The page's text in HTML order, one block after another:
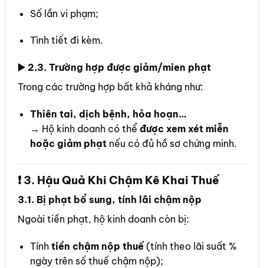
Số lần vi phạm;
Tình tiết đi kèm.
▶️ 2.3. Trường hợp được giảm/mien phạt
Trong các trường hợp bất khả kháng như:
Thiên tai, dịch bệnh, hỏa hoạn…
→ Hộ kinh doanh có thể được xem xét miễn
hoặc giảm phạtnếu có đủ hồ sơ chứng minh.
❗️ 3. Hậu Quả Khi Chậm Kê Khai Thuế
3.1. Bị phạt bổ sung, tính lãi chậm nộp
Ngoài tiền phạt, hộ kinh doanh còn bị:
Tính tiền chậm nộp thuế(tính theo lãi suất %
ngày trên số thuế chậm nộp);